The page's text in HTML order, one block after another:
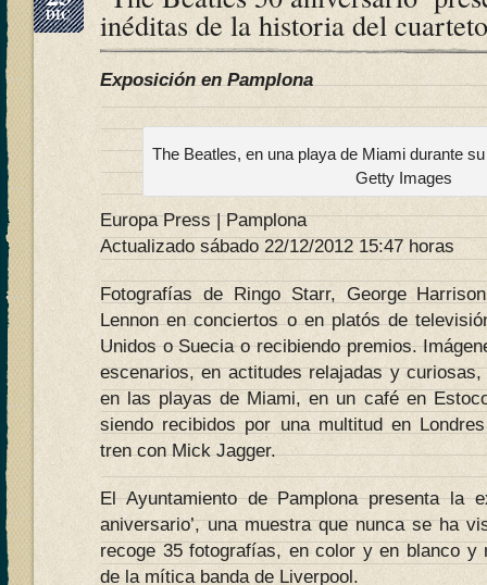
DIC inéditas de la historia del cuarteto
Exposición en Pamplona
The Beatles, en una playa de Miami durante
Getty Images
Europa Press | Pamplona
Actualizado sábado 22/12/2012 15:47 horas
Fotografías de Ringo Starr, George
Lennon en conciertos o en platós de
Unidos o Suecia o recibiendo premios.
escenarios, en actitudes relajadas y
en las playas de Miami, en un café en
siendo recibidos por una multitud en
tren con Mick Jagger.
El Ayuntamiento de Pamplona presenta la
aniversario’, una muestra que nunca se ha
recoge 35 fotografías, en color y en blanco y
de la mítica banda de Liverpool.